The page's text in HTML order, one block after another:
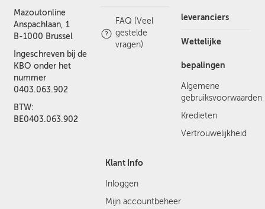
Mazoutonline
Anspachlaan, 1
B-1000 Brussel
Ingeschreven bij de
KBO onder het
nummer
0403.063.902
BTW:
BE0403.063.902
FAQ (Veel
gestelde
vragen)
leveranciers
Wettelijke
bepalingen
Algemene
gebruiksvoorwaarden
Kredieten
Vertrouwelijkheid
Klant Info
Inloggen
Mijn accountbeheer